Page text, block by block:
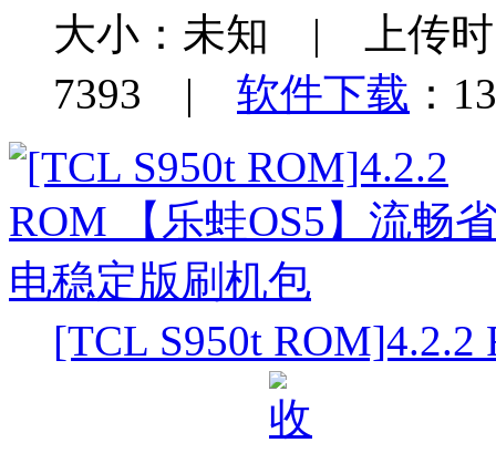
大小：未知 | 上传
7393 | 软件下载 ：
[TCL S950t